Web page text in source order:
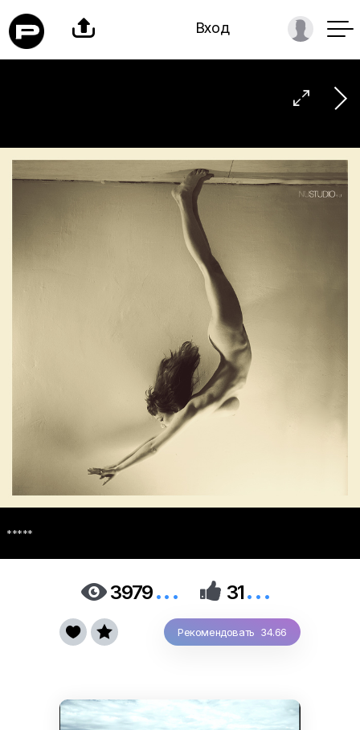
 Вход

*****
3979...  31...
Рекомендовать 34.66
 